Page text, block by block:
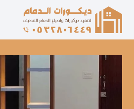
التجاوز
المحتوى